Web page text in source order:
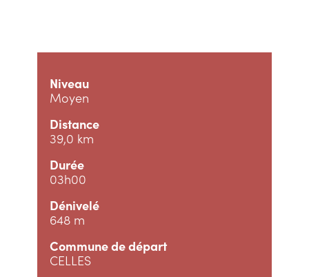
Niveau
Moyen
Distance
39,0 km
Durée
03h00
Dénivelé
648 m
Commune de départ
CELLES